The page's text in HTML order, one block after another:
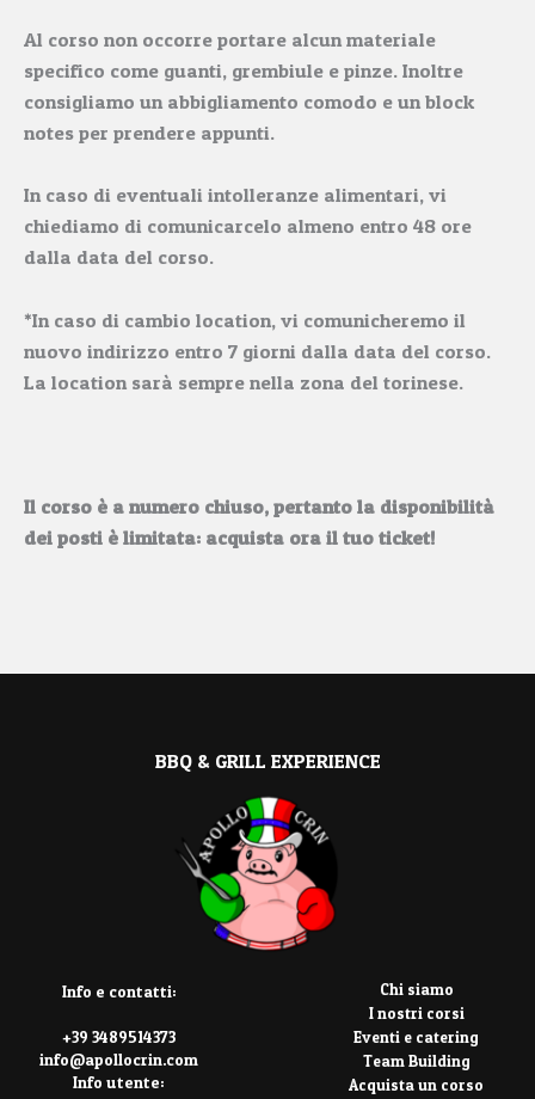
Al corso non occorre portare alcun materiale
specifico come guanti, grembiule e pinze. Inoltre
consigliamo un abbigliamento comodo e un block
notes per prendere appunti.
In caso di eventuali intolleranze alimentari, vi
chiediamo di comunicarcelo almeno entro 48 ore
dalla data del corso.
*In caso di cambio location, vi comunicheremo il
nuovo indirizzo entro 7 giorni dalla data del corso.
La location sarà sempre nella zona del torinese.
Il corso è a numero chiuso, pertanto la disponibilità
dei posti è limitata: acquista ora il tuo ticket!
BBQ & GRILL EXPERIENCE
Info e contatti:
+39 3489514373
info@apollocrin.com
Info utente:
Chi siamo
I nostri corsi
Eventi e catering
Team Building
Acquista un corso